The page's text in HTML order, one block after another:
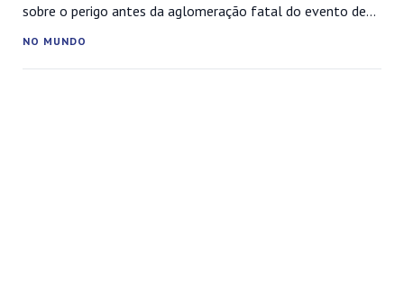
sobre o perigo antes da aglomeração fatal do evento de
NO MUNDO